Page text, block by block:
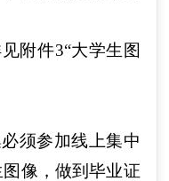
附件3“大学生图
须参加线上集中
像，做到毕业证